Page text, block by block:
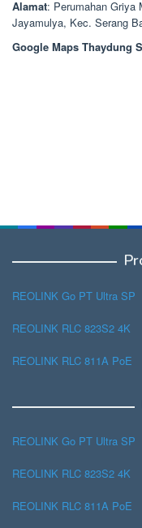
Alamat: Perumahan Griya
Jayamulya, Kec. Serang
Google Maps Thaydung
REOLINK Go PT Ultra SP
REOLINK RLC 823S2 4K
REOLINK RLC 811A PoE
REOLINK Go PT Ultra SP
REOLINK RLC 823S2 4K
REOLINK RLC 811A PoE